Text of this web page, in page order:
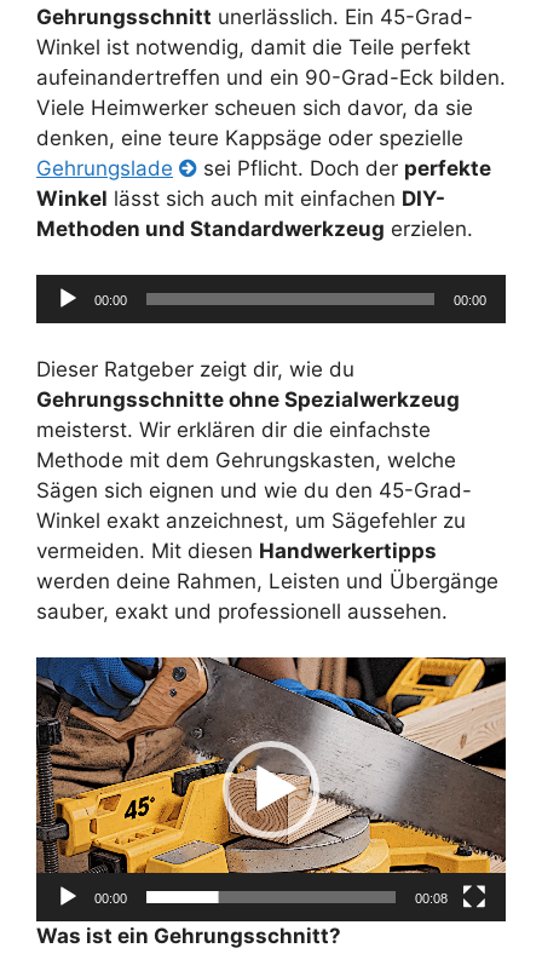
Gehrungsschnitt unerlässlich. Ein 45-Grad-
Winkel ist notwendig, damit die Teile perfekt
aufeinandertreffen und ein 90-Grad-Eck bilden.
Viele Heimwerker scheuen sich davor, da sie
denken, eine teure Kappsäge oder spezielle
Gehrungslade
sei Pflicht. Doch der perfekte
Winkel lässt sich auch mit einfachen DIY-
Methoden und Standardwerkzeug erzielen.
Audio-
Player
00:00 00:00
Dieser Ratgeber zeigt dir, wie du
Gehrungsschnitte ohne Spezialwerkzeug
meisterst. Wir erklären dir die einfachste
Methode mit dem Gehrungskasten, welche
Sägen sich eignen und wie du den 45-Grad-
Winkel exakt anzeichnest, um Sägefehler zu
vermeiden. Mit diesen Handwerkertipps
werden deine Rahmen, Leisten und Übergänge
sauber, exakt und professionell aussehen.
Video-
Player
00:00 00:08
Was ist ein Gehrungsschnitt?